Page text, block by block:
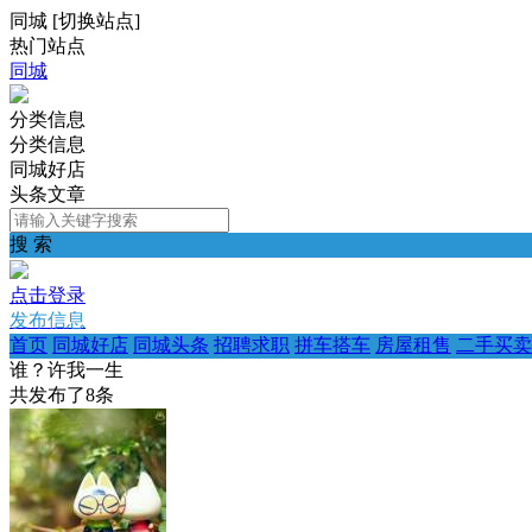
同城 [切换站点]
热门站点
同城
分类信息
分类信息
同城好店
头条文章
搜 索
点击登录
发布信息
首页 同城好店 同城头条 招聘求职 拼车搭车 房屋租售 二手买卖
谁？许我一生
共发布了8条